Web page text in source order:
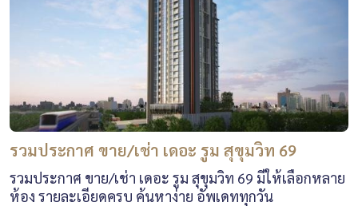
รวมประกาศ ขาย/เช่า เดอะ รูม สุขุมวิท 69
รวมประกาศ ขาย/เช่า เดอะ รูม สุขุมวิท 69 มีให้เลือกหลาย
ห้อง รายละเอียดครบ ค้นหาง่าย อัพเดททุกวัน